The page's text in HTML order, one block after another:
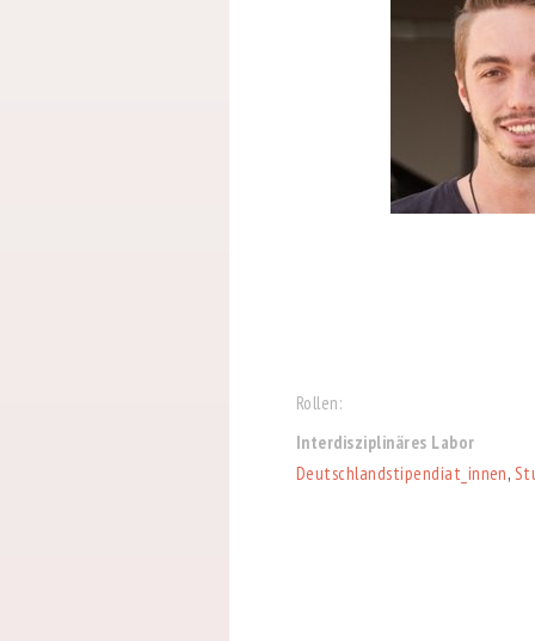
Rollen:
Interdisziplinäres Labor
Deutschlandstipendiat_innen,